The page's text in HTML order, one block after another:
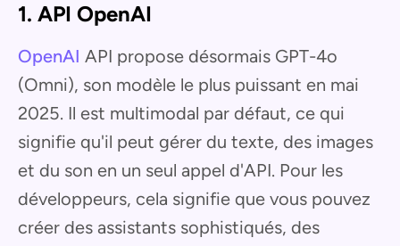
1. API OpenAI
OpenAI API propose désormais GPT-4o
(Omni), son modèle le plus puissant en mai
2025. Il est multimodal par défaut, ce qui
signifie qu'il peut gérer du texte, des images
et du son en un seul appel d'API. Pour les
développeurs, cela signifie que vous pouvez
créer des assistants sophistiqués, des